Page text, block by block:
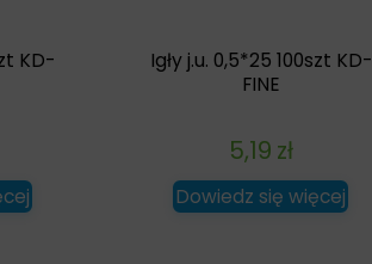
KD-
Igły j.u. 0,5*25 100szt KD-
FINE
5,19 zł
Dowiedz się więcej